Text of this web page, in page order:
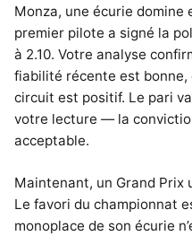
Monza, une écurie domine
premier pilote a signé la
à 2.10. Votre analyse
fiabilité récente est bonne,
circuit est positif. Le pari
votre lecture — la
acceptable.
Maintenant, un Grand Prix
Le favori du championnat
monoplace de son écurie